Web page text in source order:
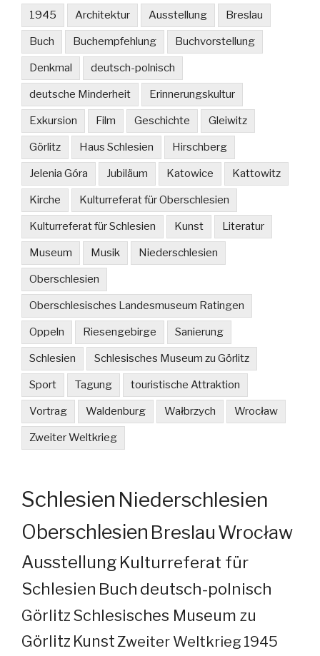
1945 Architektur Ausstellung Breslau
Buch Buchempfehlung Buchvorstellung
Denkmal deutsch-polnisch
deutsche Minderheit Erinnerungskultur
Exkursion Film Geschichte Gleiwitz
Görlitz Haus Schlesien Hirschberg
Jelenia Góra Jubiläum Katowice Kattowitz
Kirche Kulturreferat für Oberschlesien
Kulturreferat für Schlesien Kunst Literatur
Museum Musik Niederschlesien
Oberschlesien
Oberschlesisches Landesmuseum Ratingen
Oppeln Riesengebirge Sanierung
Schlesien Schlesisches Museum zu Görlitz
Sport Tagung touristische Attraktion
Vortrag Waldenburg Wałbrzych Wrocław
Zweiter Weltkrieg
Schlesien Niederschlesien
Oberschlesien Breslau Wrocław
Ausstellung Kulturreferat für
Schlesien Buch deutsch-polnisch
GörlitzSchlesisches Museum zu
Görlitz KunstZweiter Weltkrieg 1945